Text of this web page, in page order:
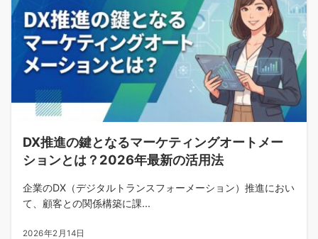
DX推進の鍵となるマーケティングオートメー
ションとは？2026年最新の活用法
企業のDX（デジタルトランスフォーメーション）推進におい
て、顧客との関係構築に課...
2026年2月14日